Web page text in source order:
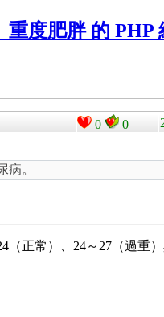
度肥胖 的 PHP
0 0
。
正常）、24～27（過重